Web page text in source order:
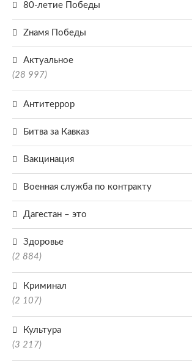
80-летие Победы
Zнамя Победы
Актуальное
(28 997)
Антитеррор
Битва за Кавказ
Вакцинация
Военная служба по контракту
Дагестан – это
Здоровье
(2 884)
Криминал
(2 107)
Культура
(3 217)